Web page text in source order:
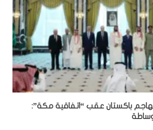
باكستان عقب “اتفاقية مكة”: